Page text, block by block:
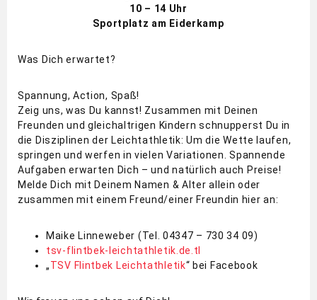
10 – 14 Uhr
Sportplatz am Eiderkamp
Was Dich erwartet?
Spannung, Action, Spaß!
Zeig uns, was Du kannst! Zusammen mit Deinen
Freunden und gleichaltrigen Kindern schnupperst Du in
die Disziplinen der Leichtathletik: Um die Wette laufen,
springen und werfen in vielen Variationen. Spannende
Aufgaben erwarten Dich – und natürlich auch Preise!
Melde Dich mit Deinem Namen & Alter allein oder
zusammen mit einem Freund/einer Freundin hier an:
Maike Linneweber (Tel. 04347 – 730 34 09)
tsv-flintbek-leichtath letik.de.tl
„TSV Flintbek Leichtathletik“ bei Facebook